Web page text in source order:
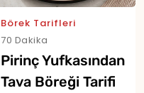
Börek Tarifleri
70 Dakika
Pirinç Yufkasından
Tava Böreği Tarifi